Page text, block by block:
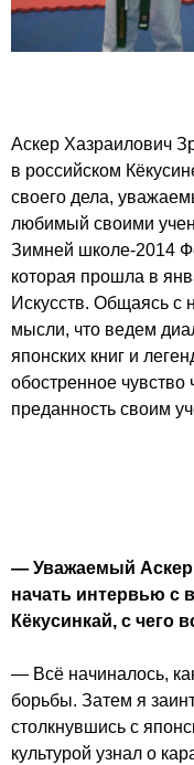
Аскер Хазраилович
в российском
своего дела,
любимый своими
Зимней школе-2014
которая прошла в
Искусств. Общаясь с
мысли, что ведем
японских книг и
обостренное чувство
преданность своим
— Уважаемый Аскер
начать интервью с
Кёкусинкай, с чего
— Всё начиналось,
борьбы. Затем я
столкнувшись с
культурой узнал о